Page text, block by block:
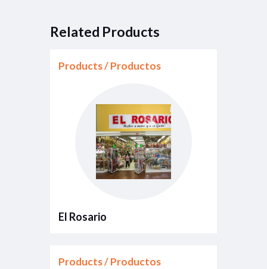
Related Products
Products / Productos
El Rosario
Products / Productos